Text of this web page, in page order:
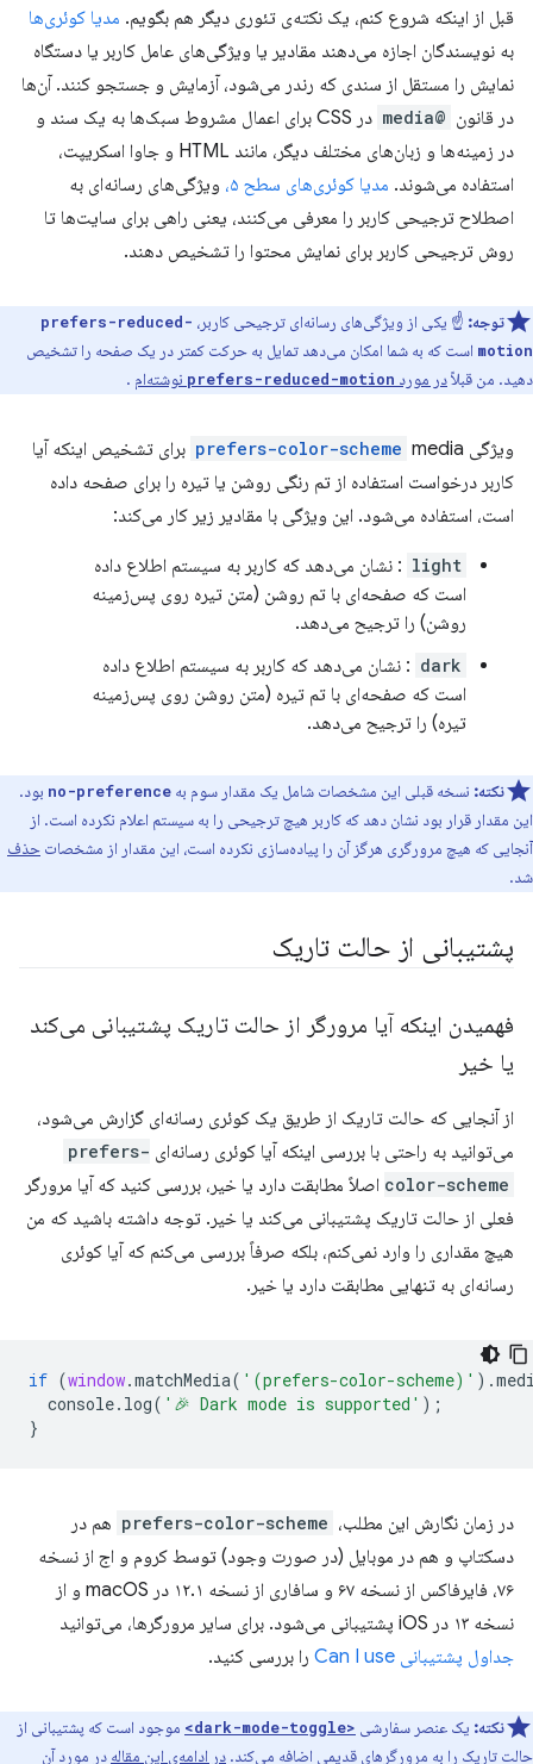
قبل از اینکه شروع کنم، یک نکته‌ی تئوری دیگر هم بگویم. مدیا کوئری‌ها
به نویسندگان اجازه می‌دهند مقادیر یا ویژگی‌های عامل کاربر یا دستگاه
نمایش را مستقل از سندی که رندر می‌شود، آزمایش و جستجو کنند. آن‌ها
در قانون @media
در CSS برای اعمال مشروط سبک‌ها به یک سند و
در زمینه‌ها و زبان‌های مختلف دیگر، مانند HTML و جاوا اسکریپت،
استفاده می‌شوند. مدیا کوئری‌های سطح ۵،
ویژگی‌های رسانه‌ای به
اصطلاح ترجیحی کاربر را معرفی می‌کنند، یعنی راهی برای سایت‌ها تا
روش ترجیحی کاربر برای نمایش محتوا را تشخیص دهند.
توجه: ☝️ یکی از ویژگی‌های رسانه‌ای ترجیحی کاربر، prefers-reduced-
motion است که به شما امکان می‌دهد تمایل به حرکت کمتر در یک صفحه را تشخیص
دهید. من قبلاًدر مورد prefers-reduced-motion نوشته‌ام .
ویژگی prefers-color-scheme media برای تشخیص اینکه آیا
کاربر درخواست استفاده از تم رنگی روشن یا تیره را برای صفحه داده
است، استفاده می‌شود. این ویژگی با مقادیر زیر کار می‌کند:
light : نشان می‌دهد که کاربر به سیستم اطلاع داده
است که صفحه‌ای با تم روشن (متن تیره روی پس‌زمینه
روشن) را ترجیح می‌دهد.
dark : نشان می‌دهد که کاربر به سیستم اطلاع داده
است که صفحه‌ای با تم تیره (متن روشن روی پس‌زمینه
تیره) را ترجیح می‌دهد.
نکته: نسخه قبلی این مشخصات شامل یک مقدار سوم به no-preference بود.
این مقدار قرار بود نشان دهد که کاربر هیچ ترجیحی را به سیستم اعلام نکرده است. از
آنجایی که هیچ مرورگری هرگز آن را پیاده‌سازی نکرده است، این مقدار از مشخصات حذف
شد.
پشتیبانی از حالت تاریک
فهمیدن اینکه آیا مرورگر از حالت تاریک پشتیبانی می‌کند
یا خیر
از آنجایی که حالت تاریک از طریق یک کوئری رسانه‌ای گزارش می‌شود،
می‌توانید به راحتی با بررسی اینکه آیا کوئری رسانه‌ای prefers-
color-scheme اصلاً مطابقت دارد یا خیر، بررسی کنید که آیا مرورگر
فعلی از حالت تاریک پشتیبانی می‌کند یا خیر. توجه داشته باشید که من
هیچ مقداری را وارد نمی‌کنم، بلکه صرفاً بررسی می‌کنم که آیا کوئری
رسانه‌ای به تنهایی مطابقت دارد یا خیر.
if (window.matchMedia( '(prefers-color-scheme)' ).
console. log( '🎉 Dark mode is supported' );
}
در زمان نگارش این مطلب، prefers-color-scheme هم در
دسکتاپ و هم در موبایل (در صورت وجود) توسط کروم و اج از نسخه
۷۶، فایرفاکس از نسخه ۶۷ و سافاری از نسخه ۱۲.۱ در macOS و از
نسخه ۱۳ در iOS پشتیبانی می‌شود. برای سایر مرورگرها، می‌توانید
جداول پشتیبانی Can I use
را بررسی کنید.
نکته: یک عنصر سفارشی <dark-mode-toggle>
موجود است که پشتیبانی از
حالت تاریک را به مرورگرهای قدیمی اضافه می‌کند. در ادامه‌ی این مقاله در مورد آن